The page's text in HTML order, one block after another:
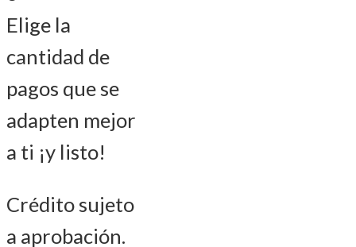
Elige la
cantidad de
pagos que se
adapten mejor
a ti ¡y listo!
Crédito sujeto
a aprobación.